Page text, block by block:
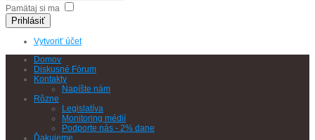
Pamätaj si ma
Prihlásiť
Vytvoriť účet
Domov
Diskusné Fórum
Kontakty
Napíšte nám
Rôzne
Legislatíva
Monitoring médií
Podporte nás - 2% dane
Ďakujeme